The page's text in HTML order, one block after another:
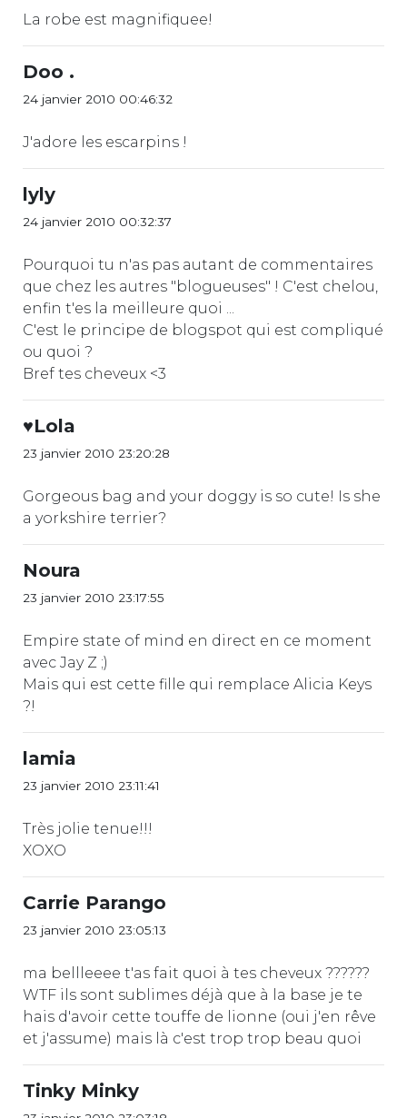
La robe est magnifiquee!
Doo .
24 janvier 2010 00:46:32
J'adore les escarpins !
lyly
24 janvier 2010 00:32:37
Pourquoi tu n'as pas autant de commentaires
que chez les autres "blogueuses" ! C'est chelou,
enfin t'es la meilleure quoi ...
C'est le principe de blogspot qui est compliqué
ou quoi ?
Bref tes cheveux <3
♥Lola
23 janvier 2010 23:20:28
Gorgeous bag and your doggy is so cute! Is she
a yorkshire terrier?
Noura
23 janvier 2010 23:17:55
Empire state of mind en direct en ce moment
avec Jay Z ;)
Mais qui est cette fille qui remplace Alicia Keys
?!
lamia
23 janvier 2010 23:11:41
Très jolie tenue!!!
XOXO
Carrie Parango
23 janvier 2010 23:05:13
ma bellleeee t'as fait quoi à tes cheveux ??????
WTF ils sont sublimes déjà que à la base je te
hais d'avoir cette touffe de lionne (oui j'en rêve
et j'assume) mais là c'est trop trop beau quoi
Tinky Minky